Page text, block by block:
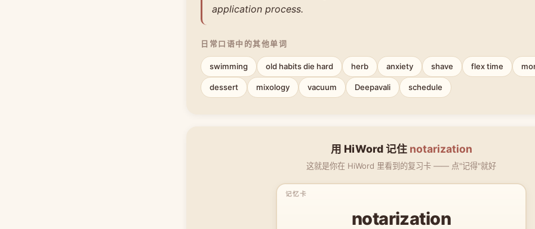
application process.
日常口语中的其他单词
swimming old habits die hard herb anxiety shave flex time
dessert mixology vacuum Deepavali schedule
用 HiWord 记住 notarization
这就是你在 HiWord 里看到的复习卡 —— 点"记得"就好
notarization